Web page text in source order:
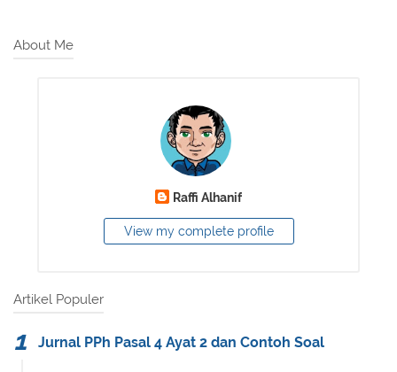
About Me
Raffi Alhanif
View my complete profile
Artikel Populer
Jurnal PPh Pasal 4 Ayat 2 dan Contoh Soal